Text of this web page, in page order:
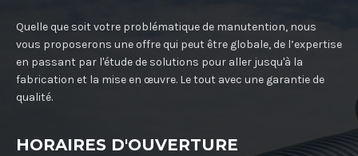
Quelle que soit votre problématique de manutention, nous
vous proposerons une offre qui peut être globale, de l’expertise
en passant par l'étude de solutions pour aller jusqu'à la
fabrication et la mise en œuvre. Le tout avec une garantie de
qualité.
HORAIRES D'OUVERTURE